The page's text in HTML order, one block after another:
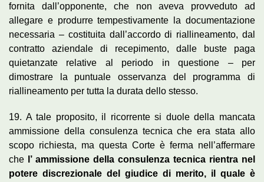
fornita dall’opponente, che non aveva provveduto ad
allegare e produrre tempestivamente la documentazione
necessaria – costituita dall’accordo di riallineamento, dal
contratto aziendale di recepimento, dalle buste paga
quietanzate relative al periodo in questione – per
dimostrare la puntuale osservanza del programma di
riallineamento per tutta la durata dello stesso.
19. A tale proposito, il ricorrente si duole della mancata
ammissione della consulenza tecnica che era stata allo
scopo richiesta, ma questa Corte è ferma nell’affermare
che
l’ ammissione della consulenza tecnica rientra nel
potere discrezionale del giudice di merito, il quale è